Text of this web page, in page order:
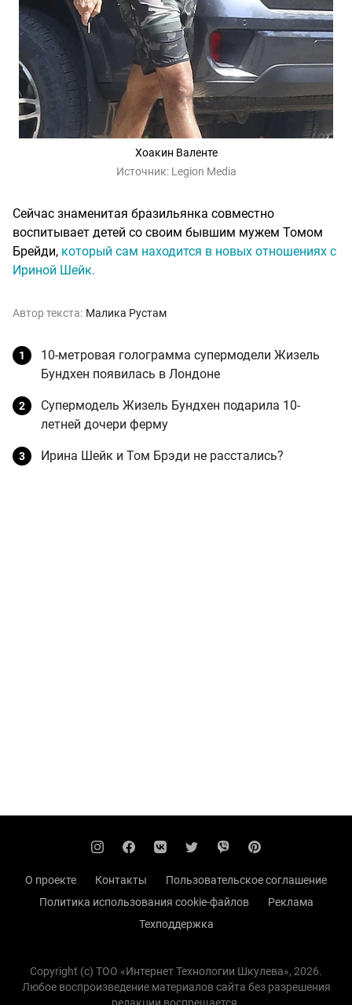
Хоакин Валенте
Источник: Legion Media
Сейчас знаменитая бразильянка совместно
воспитывает детей со своим бывшим мужем Томом
Брейди, который сам находится в новых отношениях с
Ириной Шейк.
Автор текста: Малика Рустам
10-метровая голограмма супермодели Жизель
Бундхен появилась в Лондоне
Супермодель Жизель Бундхен подарила 10-
летней дочери ферму
Ирина Шейк и Том Брэди не расстались?
О проекте Контакты
Пользовательское соглашение
Политика использования cookie-файлов
Реклама
Техподдержка
Copyright (с) TOO «Интернет Технологии Шкулева», 2026.
Любое воспроизведение материалов сайта без разрешения